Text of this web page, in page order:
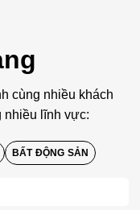
cùng nhiều khách
nhiều lĩnh vực:
BẤT ĐỘNG SẢN